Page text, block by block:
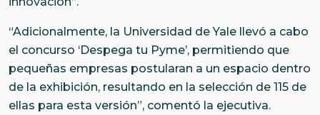
“Adicionalmente, la Universidad de Yale llevó a cabo
el concurso ‘Despega tu Pyme’, permitiendo que
pequeñas empresas postularan a un espacio dentro
de la exhibición, resultando en la selección de 115 de
ellas para esta versión”, comentó la ejecutiva.